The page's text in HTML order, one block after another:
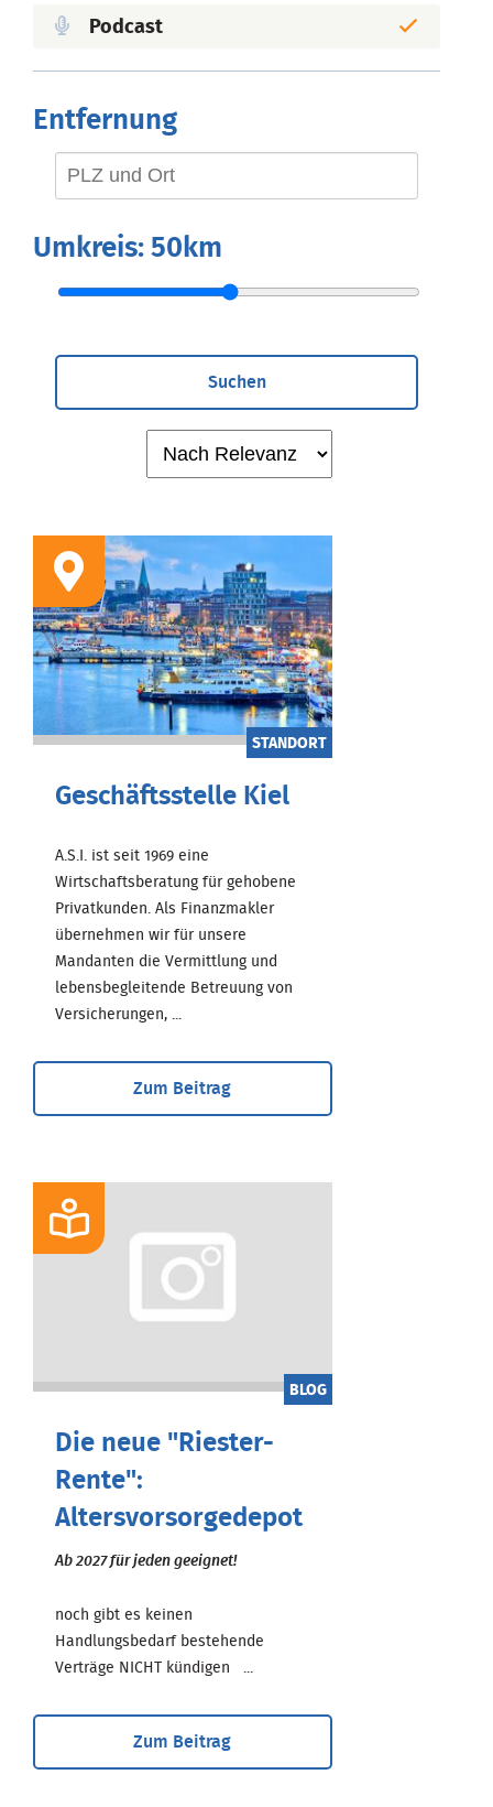
Podcast
Entfernung
Umkreis: 50km
Suchen
STANDORT
Geschäftsstelle Kiel
A.S.I. ist seit 1969 eine
Wirtschaftsberatung für gehobene
Privatkunden. Als Finanzmakler
übernehmen wir für unsere
Mandanten die Vermittlung und
lebensbegleitende Betreuung von
Versicherungen, ...
Zum Beitrag
BLOG
Die neue "Riester-
Rente":
Altersvorsorgedepot
Ab 2027 für jeden geeignet!
noch gibt es keinen
Handlungsbedarf bestehende
Verträge NICHT kündigen ...
Zum Beitrag